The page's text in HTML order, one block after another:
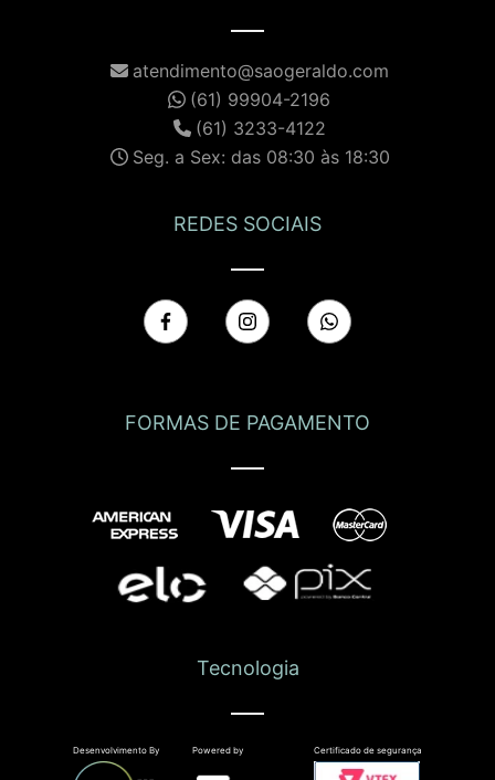
atendimento@saogeraldo.com
(61) 99904-2196
(61) 3233-4122
Seg. a Sex: das 08:30 às 18:30
REDES SOCIAIS
FORMAS DE PAGAMENTO
Tecnologia
Desenvolvimento By Powered by Certificado de segurança